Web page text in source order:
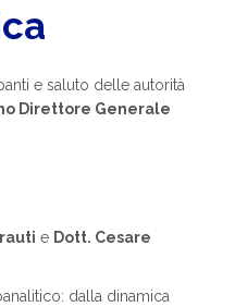
e saluto delle autorità
Direttore Generale
e Dott. Cesare
dalla dinamica